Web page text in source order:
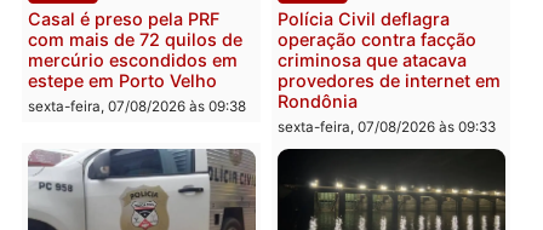
Polícia
2 MILHÕES – Unnesa
apresenta documentos
transparência e legalidade
na operação alvo da PF
sexta-feira, 07/08/2026 às 12:24
Polícia
Polícia Federal apreende
400 quilos de drogas e
prende motorista em RO
sexta-feira, 07/08/2026 às